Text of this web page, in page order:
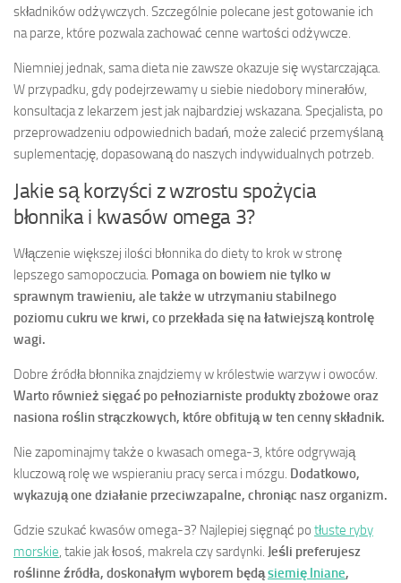
składników odżywczych. Szczególnie polecane jest gotowanie ich
na parze, które pozwala zachować cenne wartości odżywcze.
Niemniej jednak, sama dieta nie zawsze okazuje się wystarczająca.
W przypadku, gdy podejrzewamy u siebie niedobory minerałów,
konsultacja z lekarzem jest jak najbardziej wskazana. Specjalista, po
przeprowadzeniu odpowiednich badań, może zalecić przemyślaną
suplementację, dopasowaną do naszych indywidualnych potrzeb.
Jakie są korzyści z wzrostu spożycia
błonnika i kwasów omega 3?
Włączenie większej ilości błonnika do diety to krok w stronę
lepszego samopoczucia. Pomaga on bowiem nie tylko w
sprawnym trawieniu, ale także w utrzymaniu stabilnego
poziomu cukru we krwi, co przekłada się na łatwiejszą kontrolę
wagi.
Dobre źródła błonnika znajdziemy w królestwie warzyw i owoców.
Warto również sięgać po pełnoziarniste produkty zbożowe oraz
nasiona roślin strączkowych, które obfitują w ten cenny składnik.
Nie zapominajmy także o kwasach omega-3, które odgrywają
kluczową rolę we wspieraniu pracy serca i mózgu. Dodatkowo,
wykazują one działanie przeciwzapalne, chroniąc nasz organizm.
Gdzie szukać kwasów omega-3? Najlepiej sięgnąć po tłuste ryby
morskie, takie jak łosoś, makrela czy sardynki. Jeśli preferujesz
roślinne źródła, doskonałym wyborem będąsiemię lniane,